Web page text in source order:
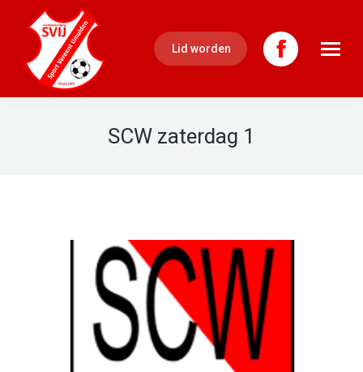
Lid worden
Facebook
page
window
SCW zaterdag 1